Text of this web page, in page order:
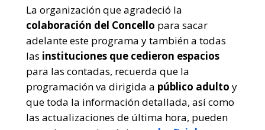
La organización que agradeció la
colaboración del Concello para sacar
adelante este programa y también a todas
las instituciones que cedieron espacios
para las contadas, recuerda que la
programación va dirigida a público adulto y
que toda la información detallada, así como
las actualizaciones de última hora, pueden